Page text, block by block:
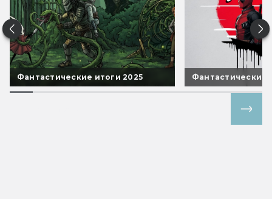
Фантастические итоги 2025 Фантастические